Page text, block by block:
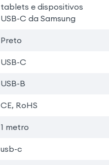
tablets e dispositivos
USB-C da Samsung
Preto
USB-C
USB-B
CE, RoHS
1 metro
usb-c